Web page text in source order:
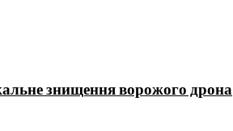
знищення ворожого дрона